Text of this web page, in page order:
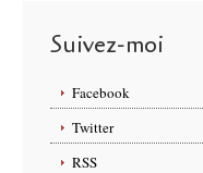
Suivez-moi
Facebook
Twitter
RSS